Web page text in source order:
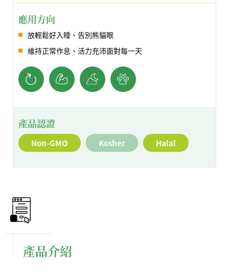
應用方向
放輕鬆好入睡、告別熊貓眼
維持正常作息、活力充沛面對每一天
產品認證
Non-GMO Kosher Halal
產品介紹